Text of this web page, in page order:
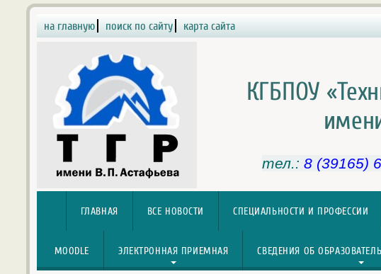
на главную поиск по сайту карта сайта
КГБПОУ
тел.: 8 (39165)
ГЛАВНАЯ ВСЕ НОВОСТИ СПЕЦИАЛЬНОСТИ И ПРОФЕССИИ
MOODLE ЭЛЕКТРОННАЯ ПРИЕМНАЯ СВЕДЕНИЯ ОБ